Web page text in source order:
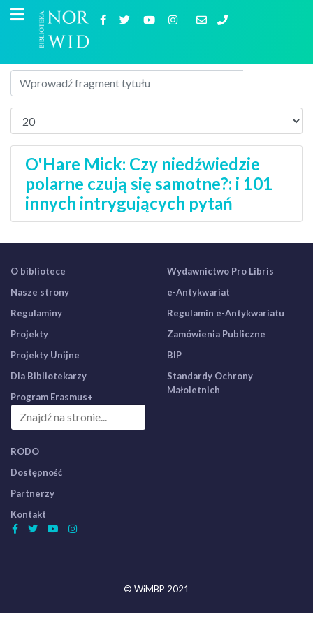
O'Hare Mick: Czy niedźwiedzie
polarne czują się samotne?: i 101
innych intrygujących pytań
O bibliotece
Nasze strony
Regulaminy
Projekty
Projekty Unijne
Dla Bibliotekarzy
Program Erasmus+
Wydawnictwo Pro Libris
e-Antykwariat
Regulamin e-Antykwariatu
Zamówienia Publiczne
BIP
Standardy Ochrony
Małoletnich
RODO
Dostępność
Partnerzy
Kontakt
© WiMBP 2021